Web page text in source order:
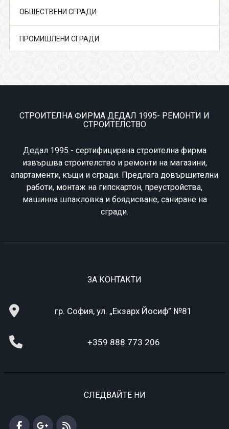
ОБЩЕСТВЕНИ СГРАДИ
ПРОМИШЛЕНИ СГРАДИ
СТРОИТЕЛНА ФИРМА ДЕДАЛ 1995- РЕМОНТИ И
СТРОИТЕЛСТВО
Дедал 1995 - сертифицирана строителна фирма
извършва строителство и ремонти на магазини,
апартаменти, къщи и сгради. Предлага довършителни
работи, монтаж на гипскартон, преустройства,
машинна шпакловка и боядисване, саниране на
сгради.
ЗА КОНТАКТИ
гр. София, ул. „Екзарх Йосиф” №81
+359 888 773 206
СЛЕДВАЙТЕ НИ